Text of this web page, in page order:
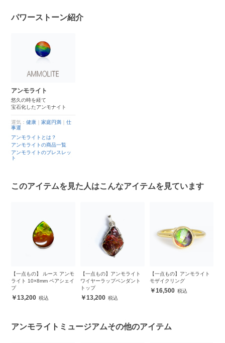
パワーストーン紹介
アンモライト
悠久の時を経て
宝石化したアンモナイト
運気：健康 ｜家庭円満 ｜仕
事運
アンモライトとは？
アンモライトの商品一覧
アンモライトのブレスレッ
ト
このアイテムを見た人はこんなアイテムを見ています
【一点もの】 ルース アンモ
ライト 10×8mm ペアシェイ
プ
13,200
【一点もの】アンモライト
ワイヤーラップペンダント
トップ
13,200
【一点もの】アンモライト
モザイクリング
16,500
アンモライトミュージアムその他のアイテム